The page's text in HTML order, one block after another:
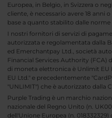
Europea, in Belgio, in Svizzera o
cliente, è necessario avere 18 anni
base a quanto stabilito dalle norme
I nostri fornitori di servizi di
autorizzata e regolamentata dalla
ed Emerchantpay Ltd., società
Financial Services Authority
di moneta elettronica è Unlimit
EU Ltd." e precedentemente
"UNLIMIT") che è autorizzato dalla
Purple Trading è un marchio
nazionale del Regno Unito (n.
dell'Unione Europea (n.